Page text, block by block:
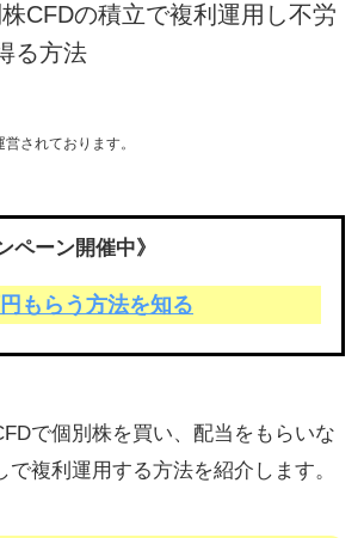
株CFDの積立で複利運用し不労
る方法
されております。
ペーン開催中》
もらう方法を知る
で個別株を買い、配当をもらいな
で複利運用する方法を紹介します。